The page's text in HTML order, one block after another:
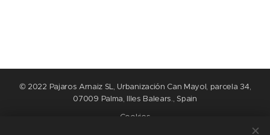
© 2022 Pajaros Arnaiz SL, Urbanización Can Mayol, parcela 34,
07009 Palma, Illes Balears., Spain
Cookies